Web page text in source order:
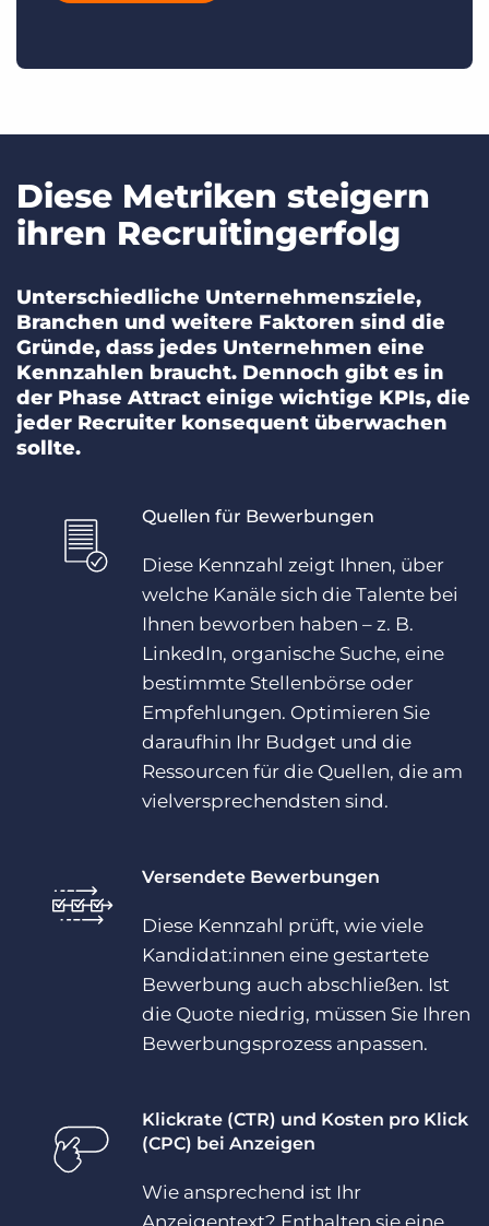
Diese Metriken steigern
ihren Recruitingerfolg
Unterschiedliche Unternehmensziele,
Branchen und weitere Faktoren sind die
Gründe, dass jedes Unternehmen eine
Kennzahlen braucht. Dennoch gibt es in
der Phase Attract einige wichtige KPIs, die
jeder Recruiter konsequent überwachen
sollte.
Quellen für Bewerbungen
Diese Kennzahl zeigt Ihnen, über
welche Kanäle sich die Talente bei
Ihnen beworben haben – z. B.
LinkedIn, organische Suche, eine
bestimmte Stellenbörse oder
Empfehlungen. Optimieren Sie
daraufhin Ihr Budget und die
Ressourcen für die Quellen, die am
vielversprechendsten sind.
Versendete Bewerbungen
Diese Kennzahl prüft, wie viele
Kandidat:innen eine gestartete
Bewerbung auch abschließen. Ist
die Quote niedrig, müssen Sie Ihren
Bewerbungsprozess anpassen.
Klickrate (CTR) und Kosten pro Klick
(CPC) bei Anzeigen
Wie ansprechend ist Ihr
Anzeigentext? Enthalten sie eine